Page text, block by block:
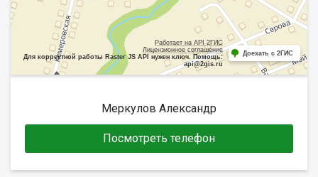
Работает на API 2ГИС
Лицензионное соглашение
Для корректной работы Raster JS API нужен ключ. Помощь:
api@2gis.ru
Доехать с 2ГИС
Меркулов Александр
Посмотреть телефон